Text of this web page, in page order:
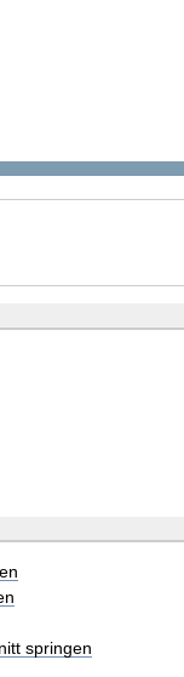
springen